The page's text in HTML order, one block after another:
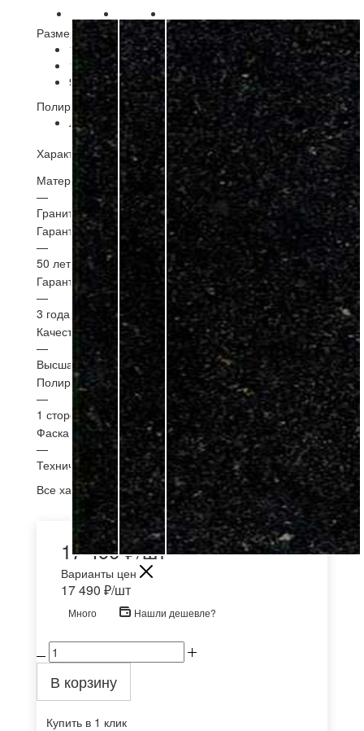
Размер В/Ш/Т, мм.—900/400/50;
1000/500/50;
1000/500/70;
900/400/50;
Полировка
Лицевая
Лицевая
Характеристики
Материал
—
Гранит
Гарантия материал
—
50 лет
Гарантия установка
—
3 года
Качество
—
Высшая категория
Полировка
—
1 сторона
Фаска
—
Техническая (1-10 мм.)
Все характеристики
17 490₽/шт
Варианты цен
17 490 ₽/шт
Много Нашли дешевле?
В корзину
Купить в 1 клик